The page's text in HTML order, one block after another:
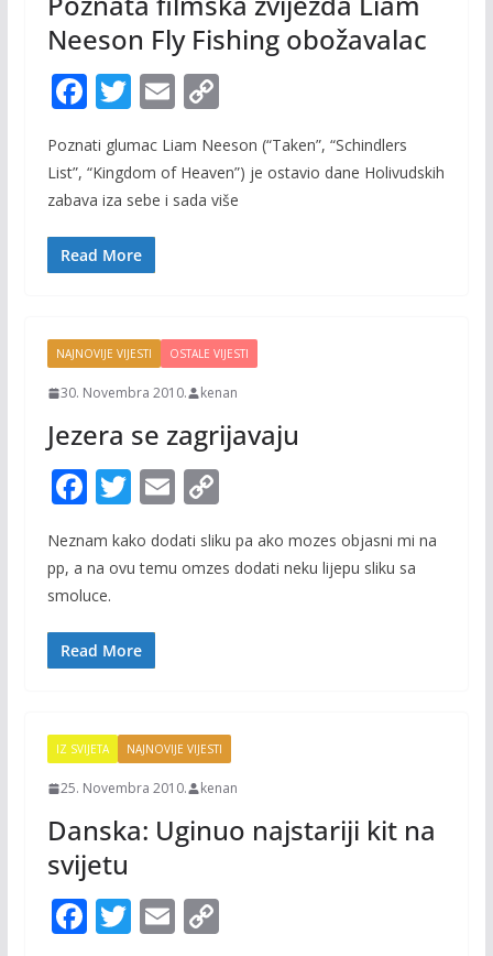
Neeson Fly Fishing obožavalac
F
ac
e
b
o
o
T
itt
er
E
ai
l
C
p
y
Poznati glumac Liam Neeson (“Taken”, “Schindlers
List”, “Kingdom of Heaven”) je ostavio dane Holivudskih
zabava iza sebe i sada više
Read More
NAJNOVIJE VIJESTI OSTALE VIJESTI
30. Novembra 2010. kenan
Jezera se zagrijavaju
F
ac
e
b
o
o
T
w
itt
E
m
ai
C
p
Neznam kako dodati sliku pa ako mozes objasni mi na
pp, a na ovu temu omzes dodati neku lijepu sliku sa
smoluce.
Read More
IZ SVIJETA NAJNOVIJE VIJESTI
25. Novembra 2010. kenan
Danska: Uginuo najstariji kit na
svijetu
F T E C